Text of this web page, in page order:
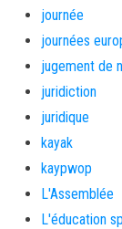
journée
journées
jugement de
juridiction
juridique
kayak
kaypwop
L'Assemblée
L'éducation